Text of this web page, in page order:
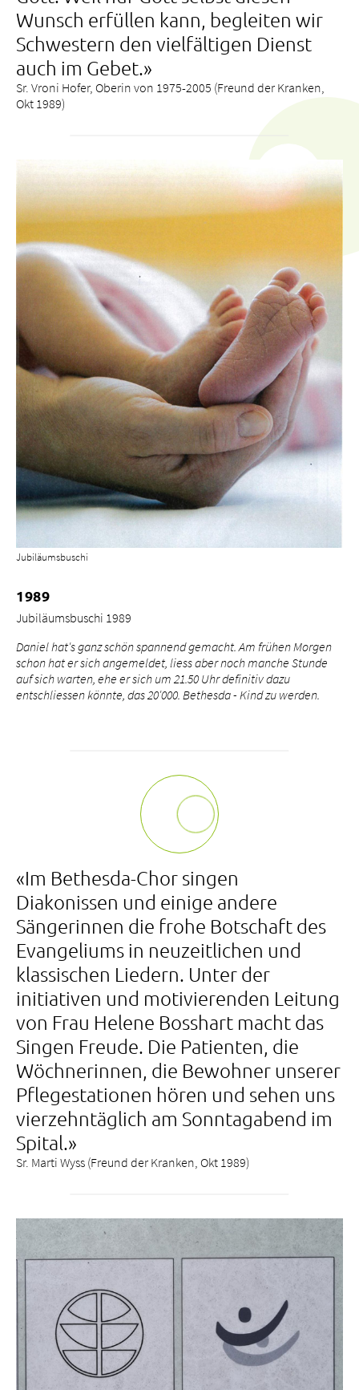
Wunsch erfüllen kann, begleiten wir
Schwestern den vielfältigen Dienst
auch im Gebet.»
Sr. Vroni Hofer, Oberin von 1975-2005 (Freund der Kranken,
Okt 1989)
Jubiläumsbuschi
1989
Jubiläumsbuschi 1989
Daniel hat's ganz schön spannend gemacht. Am frühen Morgen
schon hat er sich angemeldet, liess aber noch manche Stunde
auf sich warten, ehe er sich um 21.50 Uhr definitiv dazu
entschliessen könnte, das 20'000. Bethesda - Kind zu werden.
«Im Bethesda-Chor singen
Diakonissen und einige andere
Sängerinnen die frohe Botschaft des
Evangeliums in neuzeitlichen und
klassischen Liedern. Unter der
initiativen und motivierenden Leitung
von Frau Helene Bosshart macht das
Singen Freude. Die Patienten, die
Wöchnerinnen, die Bewohner unserer
Pflegestationen hören und sehen uns
vierzehntäglich am Sonntagabend im
Spital.»
Sr. Marti Wyss (Freund der Kranken, Okt 1989)